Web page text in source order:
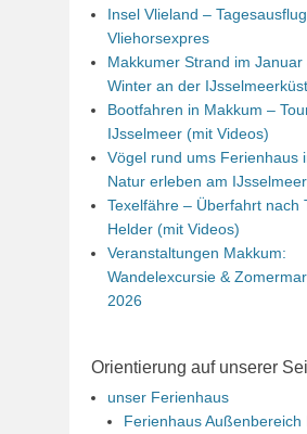
Insel Vlieland –
Vliehorsexpres
Makkumer Strand im
Winter an der
Bootfahren in Makkum –
IJsselmeer (mit Videos)
Vögel rund ums Ferienhaus
Natur erleben am IJsselmeer
Texelfähre – Überfahrt nach
Helder (mit Videos)
Veranstaltungen Makkum:
Wandelexcursie &
2026
Orientierung auf unserer
unser Ferienhaus
Ferienhaus Außenbereich